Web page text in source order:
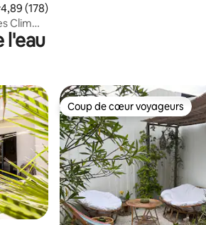
: 4,89 sur 5
moyenne sur la base de 178
4,89 (178)
Clim
l'eau
Coup de cœur voyageurs
Coup de cœur voyageurs